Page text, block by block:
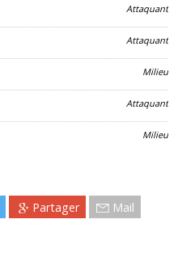
Attaquant
Attaquant
Milieu
Attaquant
Milieu
Partager Mail